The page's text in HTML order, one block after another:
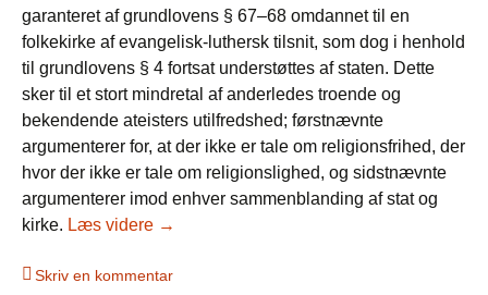
garanteret af grundlovens § 67–68 omdannet til en
folkekirke af evangelisk-luthersk tilsnit, som dog i henhold
til grundlovens § 4 fortsat understøttes af staten. Dette
sker til et stort mindretal af anderledes troende og
bekendende ateisters utilfredshed; førstnævnte
argumenterer for, at der ikke er tale om religionsfrihed, der
hvor der ikke er tale om religionslighed, og sidstnævnte
argumenterer imod enhver sammenblanding af stat og
kirke. Læs videre Det store dyr i åbenbaringen
→
Skriv en kommentar